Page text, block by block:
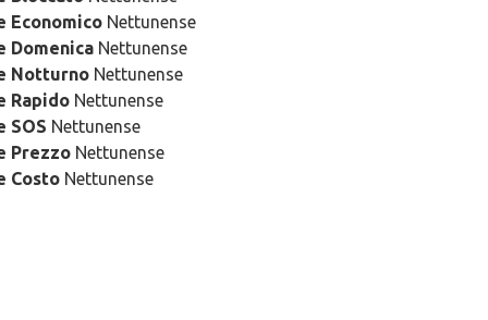
EconomicoNettunense
DomenicaNettunense
NotturnoNettunense
RapidoNettunense
SOS Nettunense
PrezzoNettunense
CostoNettunense